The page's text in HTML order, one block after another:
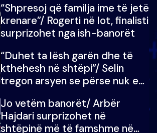
mban dot lotët: Nuk meritoj…
“Shpresoj që familja ime të jetë
krenare”/ Rogerti në lot, finalisti
surprizohet nga ish-banorët
“Duhet ta lësh garën dhe të
kthehesh në shtëpi”/ Selin
tregon arsyen se përse nuk e
çoja luftën time deri në fund
Jo vetëm banorët/ Arbër
Hajdari surprizohet në
shtëpinë më të famshme në